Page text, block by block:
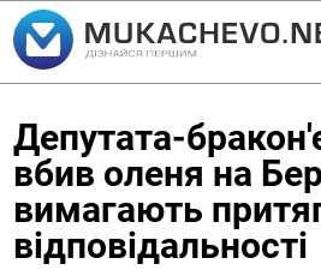
Депутата-
вбив оленя на
вимагають
відповідальності